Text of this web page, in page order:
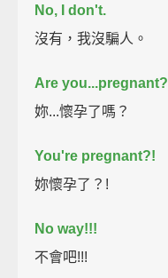
No, I don't.
沒有，我沒騙人。
Are you...pregnant?
妳...懷孕了嗎？
You're pregnant?!
妳懷孕了？!
No way!!!
不會吧!!!